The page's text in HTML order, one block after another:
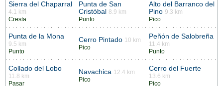
Sierra del Chaparral
4.1 km
Cresta
Punta de San
Cristóbal
8.9 km
Punto
Alto del Barranco del
Pino 9.3 km
Pico
Punta de la Mona
9.5 km
Punto
Cerro Pintado 10 km
Pico
Peñón de Salobreña
11.4 km
Punto
Collado del Lobo
11.8 km
Pasar
Navachica 12.4 km
Pico
Cerro del Fuerte
13.6 km
Pico